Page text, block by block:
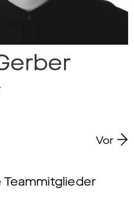
Vor
Teammitglieder